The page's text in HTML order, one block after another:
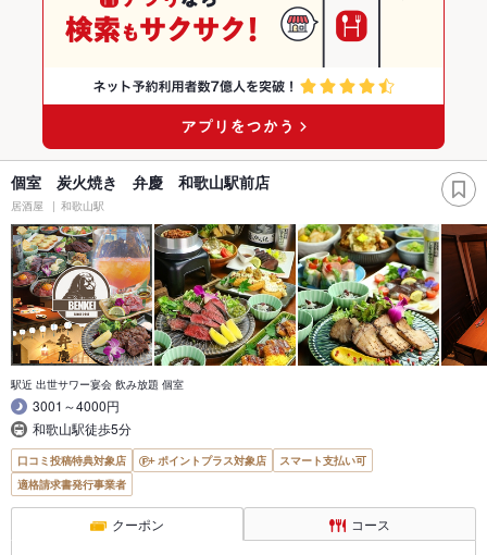
個室 炭火焼き 弁慶 和歌山駅前店
居酒屋 和歌山駅
駅近 出世サワー宴会 飲み放題 個室
3001～4000円
和歌山駅徒歩5分
口コミ投稿特典対象店 ポイントプラス対象店
スマート支払い可
適格請求書発行事業者
クーポン コース